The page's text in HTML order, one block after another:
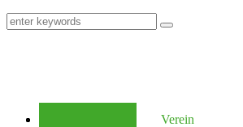
Verein